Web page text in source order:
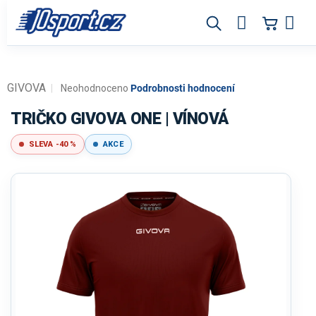
obsah
Průměrné
produktu
je
0,0
z
Neohodnoceno Podrobnosti hodnocení
GIVOVA
TRIČKO GIVOVA ONE | VÍNOVÁ
SLEVA -40 % AKCE